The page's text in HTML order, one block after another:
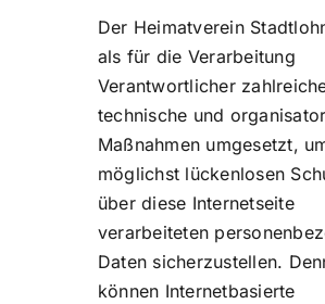
Der Heimatverein
als für die Verarbeitung
Verantwortlicher
technische und
Maßnahmen umgesetzt,
möglichst lückenlosen
über diese Internetseite
verarbeiteten
Daten sicherzustellen.
können Internetbasierte